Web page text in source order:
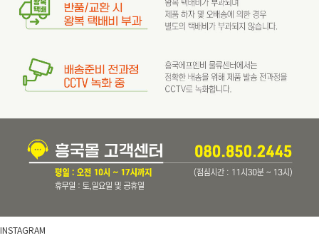
INSTAGRAM